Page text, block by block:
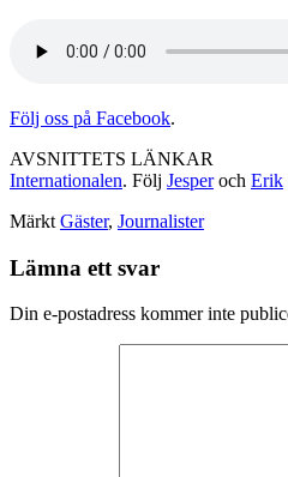
Följ oss på Facebook.
AVSNITTETS LÄNKAR
Internationalen. Följ Jesperoch Erik
Märkt Gäster, Journalister
Lämna ett svar
Din e-postadress kommer inte